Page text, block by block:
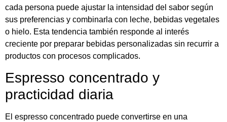
cada persona puede ajustar la intensidad del sabor según
sus preferencias y combinarla con leche, bebidas vegetales
o hielo. Esta tendencia también responde al interés
creciente por preparar bebidas personalizadas sin recurrir a
productos con procesos complicados.
Espresso concentrado y
practicidad diaria
El espresso concentrado puede convertirse en una